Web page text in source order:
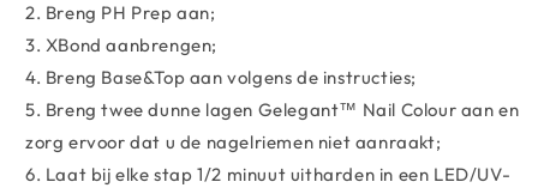
2. Breng PH Prep aan;
3. XBond aanbrengen;
4. Breng Base&Top aan volgens de instructies;
5. Breng twee dunne lagen Gelegant™ Nail Colour aan en
zorg ervoor dat u de nagelriemen niet aanraakt;
6. Laat bij elke stap 1/2 minuut uitharden in een LED/UV-